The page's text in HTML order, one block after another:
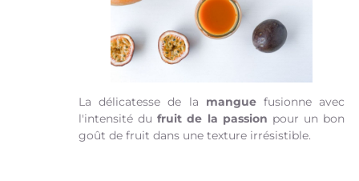
La délicatesse de la manguefusionne avec
l'intensité dufruit de la passion pour un bon
goût de fruit dans une texture irrésistible.